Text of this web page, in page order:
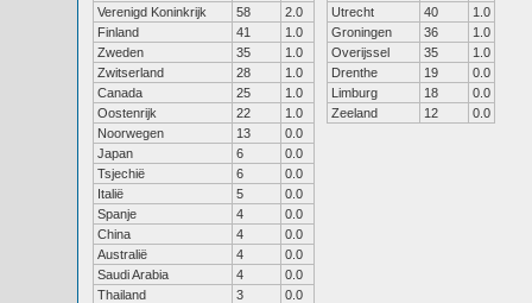
Verenigd Koninkrijk
58
2.0
Finland
41
1.0
Zweden
35
1.0
Zwitserland
28
1.0
Canada
25
1.0
Oostenrijk
22
1.0
Noorwegen
13
0.0
Japan
6
0.0
Tsjechië
6
0.0
Italië
5
0.0
Spanje
4
0.0
China
4
0.0
Australië
4
0.0
Saudi Arabia
4
0.0
Thailand
3
0.0
Utrecht
40
1.0
Groningen
36
1.0
Overijssel
35
1.0
Drenthe
19
0.0
Limburg
18
0.0
Zeeland
12 0.0